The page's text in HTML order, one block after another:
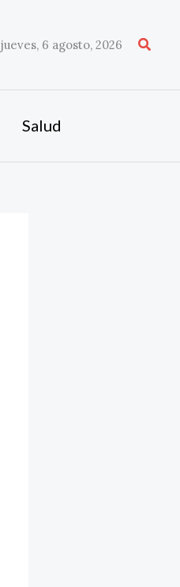
jueves, 6 agosto, 2026
Salud